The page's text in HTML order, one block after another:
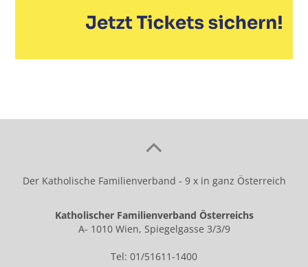
Der Katholische Familienverband - 9 x in ganz Österreich
Katholischer Familienverband Österreichs
A- 1010 Wien, Spiegelgasse 3/3/9
Tel: 01/51611-1400